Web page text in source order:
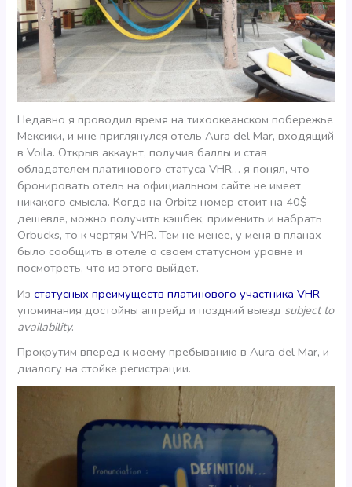
Недавно я проводил время на тихоокеанском побережье
Мексики, и мне приглянулся отель Aura del Mar, входящий
в Voila. Открыв аккаунт, получив баллы и став
обладателем платинового статуса VHR… я понял, что
бронировать отель на официальном сайте не имеет
никакого смысла. Когда на Orbitz номер стоит на 40$
дешевле, можно получить кэшбек, применить и набрать
Orbucks, то к чертям VHR. Тем не менее, у меня в планах
было сообщить в отеле о своем статусном уровне и
посмотреть, что из этого выйдет.
Изстатусных преимуществ платинового участника VHR
упоминания достойны апгрейд и поздний выезд subject to
availability.
Прокрутим вперед к моему пребыванию в Aura del Mar, и
диалогу на стойке регистрации.